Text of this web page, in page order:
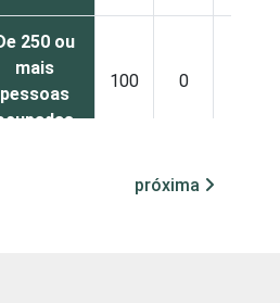
250 ou
mais
pessoas
100 0
públicos federais e
próxima